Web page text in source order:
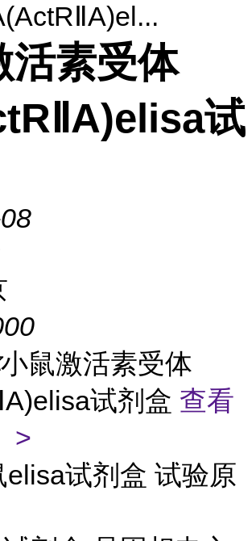
活素受体
试
小鼠激活素受体
试剂盒 查看
>
elisa试剂盒 试验原